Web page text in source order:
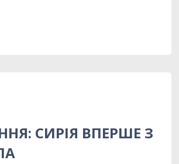
СИРІЯ ВПЕРШЕ З